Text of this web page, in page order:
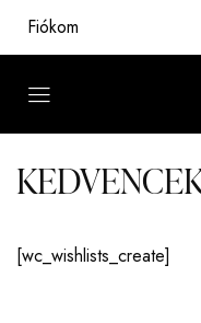
Fiókom
[wc_wishlists_create]